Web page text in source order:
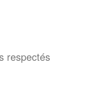
respectés